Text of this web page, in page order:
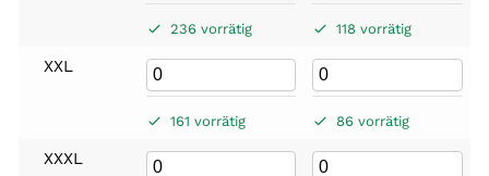
236 vorrätig 118 vorrätig
XXL
161 vorrätig 86 vorrätig
XXXL